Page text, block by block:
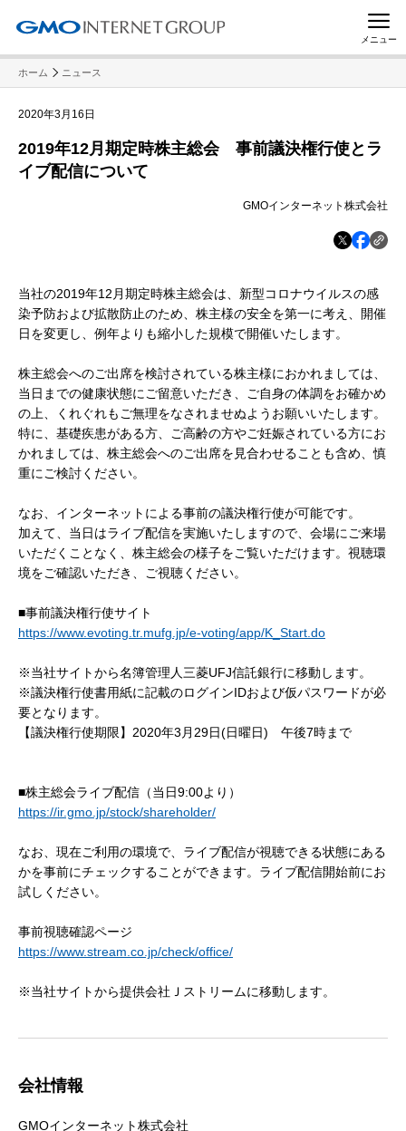
メニュー
ホーム ニュース
2020年3月16日
2019年12月期定時株主総会 事前議決権行使とラ
イブ配信について
GMOインターネット株式会社
当社の2019年12月期定時株主総会は、新型コロナウイルスの感
染予防および拡散防止のため、株主様の安全を第一に考え、開催
日を変更し、例年よりも縮小した規模で開催いたします。
株主総会へのご出席を検討されている株主様におかれましては、
当日までの健康状態にご留意いただき、ご自身の体調をお確かめ
の上、くれぐれもご無理をなされませぬようお願いいたします。
特に、基礎疾患がある方、ご高齢の方やご妊娠されている方にお
かれましては、株主総会へのご出席を見合わせることも含め、慎
重にご検討ください。
なお、インターネットによる事前の議決権行使が可能です。
加えて、当日はライブ配信を実施いたしますので、会場にご来場
いただくことなく、株主総会の様子をご覧いただけます。視聴環
境をご確認いただき、ご視聴ください。
■事前議決権行使サイト
https://www.evoting.tr.mufg.jp/e-voting/app/K_Start.do
※当社サイトから名簿管理人三菱UFJ信託銀行に移動します。
※議決権行使書用紙に記載のログインIDおよび仮パスワードが必
要となります。
【議決権行使期限】2020年3月29日(日曜日) 午後7時まで
■株主総会ライブ配信（当日9:00より）
https://ir.gmo.jp/stock/shareholder/
なお、現在ご利用の環境で、ライブ配信が視聴できる状態にある
かを事前にチェックすることができます。ライブ配信開始前にお
試しください。
事前視聴確認ページ
https://www.stream.co.jp/check/office/
※当社サイトから提供会社Ｊストリームに移動します。
会社情報
GMOインターネット株式会社